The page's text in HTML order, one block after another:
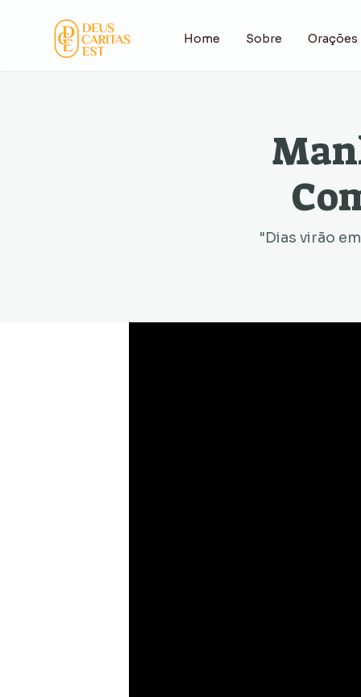
Home Sobre Orações
"Dias virão